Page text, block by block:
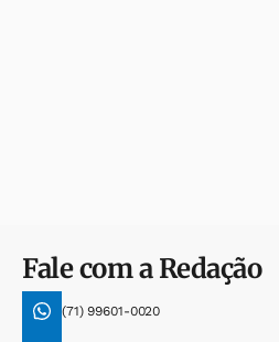
Fale com a Redação
(71) 99601-0020